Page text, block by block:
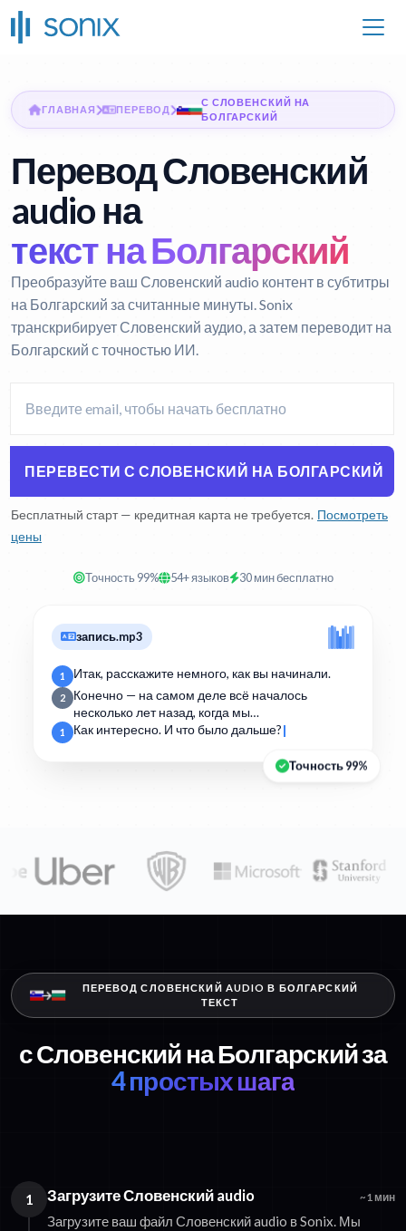
ГЛАВНАЯ ПЕРЕВОД
С СЛОВЕНСКИЙ НА
БОЛГАРСКИЙ
Перевод Словенский
audio на
текст на Болгарский
Преобразуйте ваш Словенский audio контент в субтитры
на Болгарский за считанные минуты. Sonix
транскрибирует Словенский аудио, а затем переводит на
Болгарский с точностью ИИ.
ПЕРЕВЕСТИ С СЛОВЕНСКИЙ НА БОЛГАРСКИЙ
Бесплатный старт — кредитная карта не требуется. Посмотреть
цены
Точность 99% 54+ языков 30 мин бесплатно
запись.mp3
1 Итак, расскажите немного, как вы начинали.
2
Конечно — на самом деле всё началось
несколько лет назад, когда мы…
1 Как интересно. И что было дальше?
Точность 99%
ПЕРЕВОД СЛОВЕНСКИЙ AUDIO В БОЛГАРСКИЙ
ТЕКСТ
с Словенский на Болгарский за
4 простых шага
1 Загрузите Словенский audio ~1 мин
Загрузите ваш файл Словенский audio в Sonix. Мы